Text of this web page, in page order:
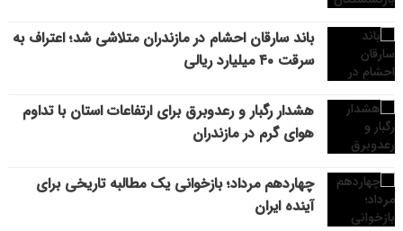
باند سارقان احشام در مازندران متلاشی شد؛ اعتراف به
سرقت ۴۰ میلیارد ریالی
هشدار رگبار و رعدوبرق برای ارتفاعات استان با تداوم
هوای گرم در مازندران
چهاردهم مرداد؛ بازخوانی یک مطالبه تاریخی برای
آینده ایران